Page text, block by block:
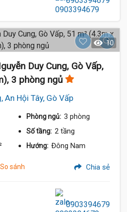
10
Duy Cung, Gò Vấp,
3 phòng ngủ
An Hội Tây, Gò Vấp
Phòng ngủ: 3 phòng
Số tầng: 2 tầng
Hướng: Đông Nam
So sánh Chia sẻ
0903394679